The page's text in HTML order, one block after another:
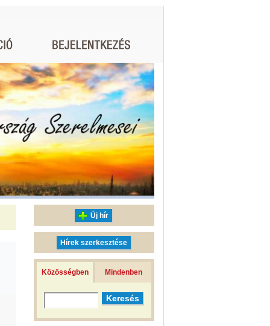
Új hír
Hírek szerkesztése
Közösségben Mindenben